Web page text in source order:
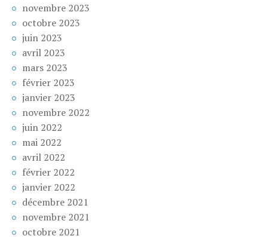
novembre 2023
octobre 2023
juin 2023
avril 2023
mars 2023
février 2023
janvier 2023
novembre 2022
juin 2022
mai 2022
avril 2022
février 2022
janvier 2022
décembre 2021
novembre 2021
octobre 2021